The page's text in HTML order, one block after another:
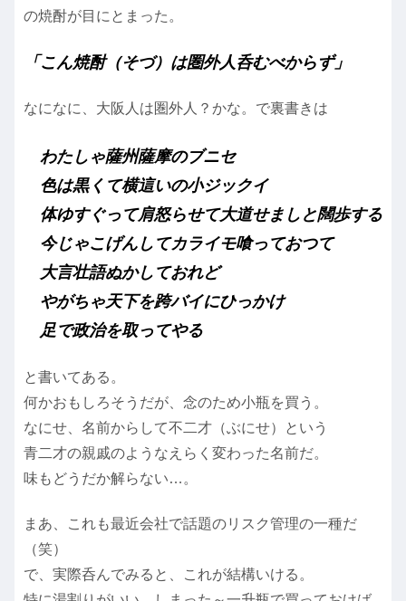
の焼酎が目にとまった。
「こん焼酎（そづ）は圏外人呑むべからず」
なになに、大阪人は圏外人？かな。で裏書きは
わたしゃ薩州薩摩のブニセ
色は黒くて横這いの小ジックイ
体ゆすぐって肩怒らせて大道せましと闊歩する
今じゃこげんしてカライモ喰っておつて
大言壮語ぬかしておれど
やがちゃ天下を跨バイにひっかけ
足で政治を取ってやる
と書いてある。
何かおもしろそうだが、念のため小瓶を買う。
なにせ、名前からして不二才（ぶにせ）という
青二才の親戚のようなえらく変わった名前だ。
味もどうだか解らない…。
まあ、これも最近会社で話題のリスク管理の一種だ
（笑）
で、実際呑んでみると、これが結構いける。